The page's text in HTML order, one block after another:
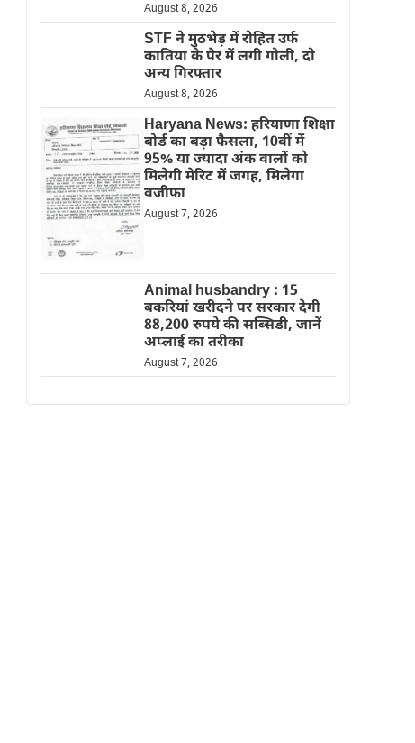
August 8, 2026
STF ने मुठभेड़ में रोहित उर्फ
कातिया के पैर में लगी गोली, दो
अन्य गिरफ्तार
August 8, 2026
Haryana News: हरियाणा शिक्षा
बोर्ड का बड़ा फैसला, 10वीं में
95% या ज्यादा अंक वालों को
मिलेगी मेरिट में जगह, मिलेगा
वजीफा
August 7, 2026
Animal husbandry : 15
बकरियां खरीदने पर सरकार देगी
88,200 रुपये की सब्सिडी, जानें
अप्लाई का तरीका
August 7, 2026